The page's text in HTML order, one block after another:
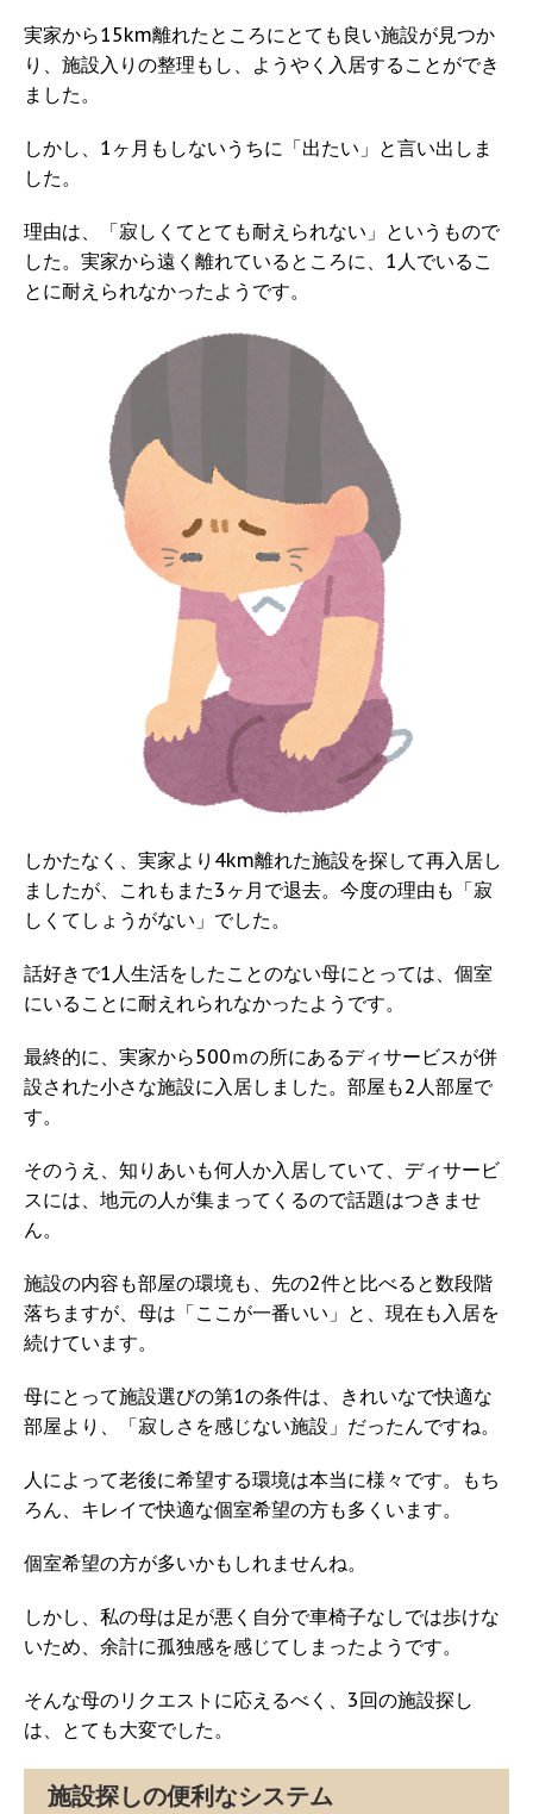
実家から15km離れたところにとても良い施設が見つか
り、施設入りの整理もし、ようやく入居することができ
ました。
しかし、1ヶ月もしないうちに「出たい」と言い出しま
した。
理由は、「寂しくてとても耐えられない」というもので
した。実家から遠く離れているところに、1人でいるこ
とに耐えられなかったようです。
しかたなく、実家より4km離れた施設を探して再入居し
ましたが、これもまた3ヶ月で退去。今度の理由も「寂
しくてしょうがない」でした。
話好きで1人生活をしたことのない母にとっては、個室
にいることに耐えれられなかったようです。
最終的に、実家から500ｍの所にあるディサービスが併
設された小さな施設に入居しました。部屋も2人部屋で
す。
そのうえ、知りあいも何人か入居していて、ディサービ
スには、地元の人が集まってくるので話題はつきませ
ん。
施設の内容も部屋の環境も、先の2件と比べると数段階
落ちますが、母は「ここが一番いい」と、現在も入居を
続けています。
母にとって施設選びの第1の条件は、きれいなで快適な
部屋より、「寂しさを感じない施設」だったんですね。
人によって老後に希望する環境は本当に様々です。もち
ろん、キレイで快適な個室希望の方も多くいます。
個室希望の方が多いかもしれませんね。
しかし、私の母は足が悪く自分で車椅子なしでは歩けな
いため、余計に孤独感を感じてしまったようです。
そんな母のリクエストに応えるべく、3回の施設探し
は、とても大変でした。
施設探しの便利なシステム